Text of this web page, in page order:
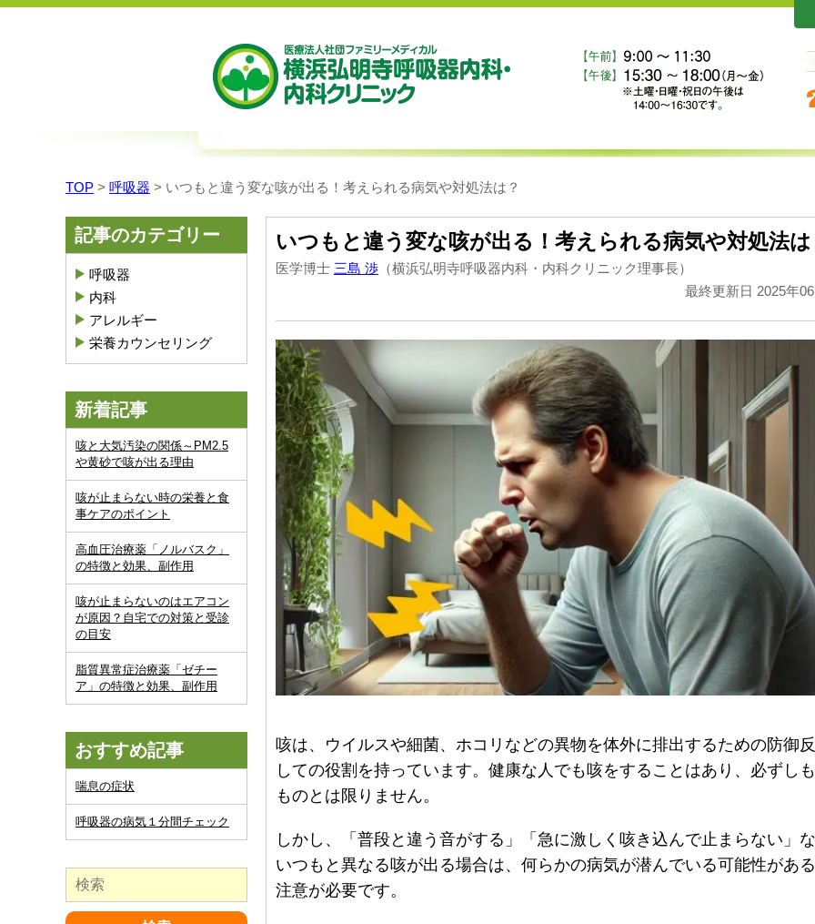
TOP > 呼吸器 > いつもと違う変な咳が出る！考えられる病気や対処法は？
いつもと違う変な咳が出る！考えられる病気や対処法
医学博士 三島 渉 （横浜弘明寺呼吸器内科・内科クリニック理事長）
最終更新日 2025年
咳は、ウイルスや細菌、ホコリなどの異物を体外に排出するための防御
しての役割を持っています。健康な人でも咳をすることはあり、必ずし
ものとは限りません。
しかし、「普段と違う音がする」「急に激しく咳き込んで止まらない」
いつもと異なる咳が出る場合は、何らかの病気が潜んでいる可能性があ
注意が必要です。
記事のカテゴリー
呼吸器
内科
アレルギー
栄養カウンセリング
新着記事
咳と大気汚染の関係～PM2.5
や黄砂で咳が出る理由
咳が止まらない時の栄養と食
事ケアのポイント
高血圧治療薬「ノルバスク」
の特徴と効果、副作用
咳が止まらないのはエアコン
が原因？自宅での対策と受診
の目安
脂質異常症治療薬「ゼチー
ア」の特徴と効果、副作用
おすすめ記事
喘息の症状
呼吸器の病気１分間チェック